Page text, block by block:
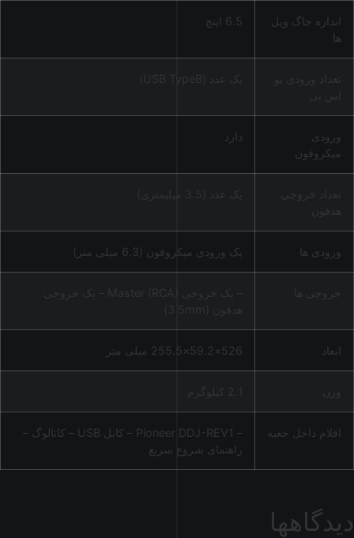
اندازه جاگ ویل
ها
6.5 اینچ
تعداد ورودی یو
اس بی
یک عدد (USB TypeB)
ورودی
میکروفون
دارد
تعداد خروجی
هدفون
یک عدد (3.5 میلیمتری)
ورودی ها یک ورودی میکروفون (6.3 میلی متر)
خروجی ها
– یک خروجی Master (RCA) – یک خروجی
هدفون (3.5mm)
ابعاد 526×59.2×255.5 میلی متر
وزن 2.1 کیلوگرم
اقلام داخل جعبه
– Pioneer DDJ-REV1 – کابل USB – کاتالوگ –
راهنمای شروع سریع
دیدگاهها